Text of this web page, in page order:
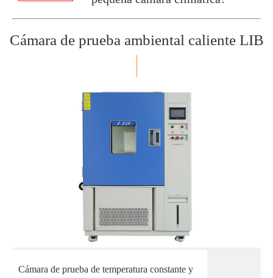
Cámara de prueba ambiental caliente LIB
Cámara de prueba de temperatura constante y